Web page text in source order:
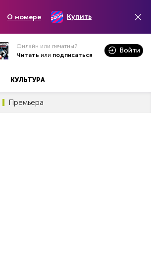
О номере Купить
Онлайн или печатный
Читать или подписаться
Войти
КУЛЬТУРА
Премьера